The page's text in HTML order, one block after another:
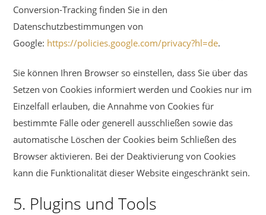
Conversion-Tracking finden Sie in den
Datenschutzbestimmungen von
Google: https://policies.google.com/privacy?hl=de.
Sie können Ihren Browser so einstellen, dass Sie über das
Setzen von Cookies informiert werden und Cookies nur im
Einzelfall erlauben, die Annahme von Cookies für
bestimmte Fälle oder generell ausschließen sowie das
automatische Löschen der Cookies beim Schließen des
Browser aktivieren. Bei der Deaktivierung von Cookies
kann die Funktionalität dieser Website eingeschränkt sein.
5. Plugins und Tools